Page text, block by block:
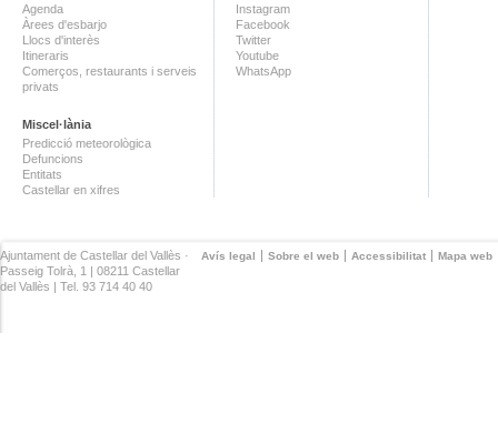
Agenda
Àrees d'esbarjo
Llocs d'interès
Itineraris
Comerços, restaurants i serveis
privats
Miscel·lània
Predicció meteorològica
Defuncions
Entitats
Castellar en xifres
Instagram
Facebook
Twitter
Youtube
WhatsApp
Avís legal Sobre el web Accessibilitat Mapa web
Ajuntament de Castellar del Vallès ·
Passeig Tolrà, 1 | 08211 Castellar
del Vallès | Tel. 93 714 40 40